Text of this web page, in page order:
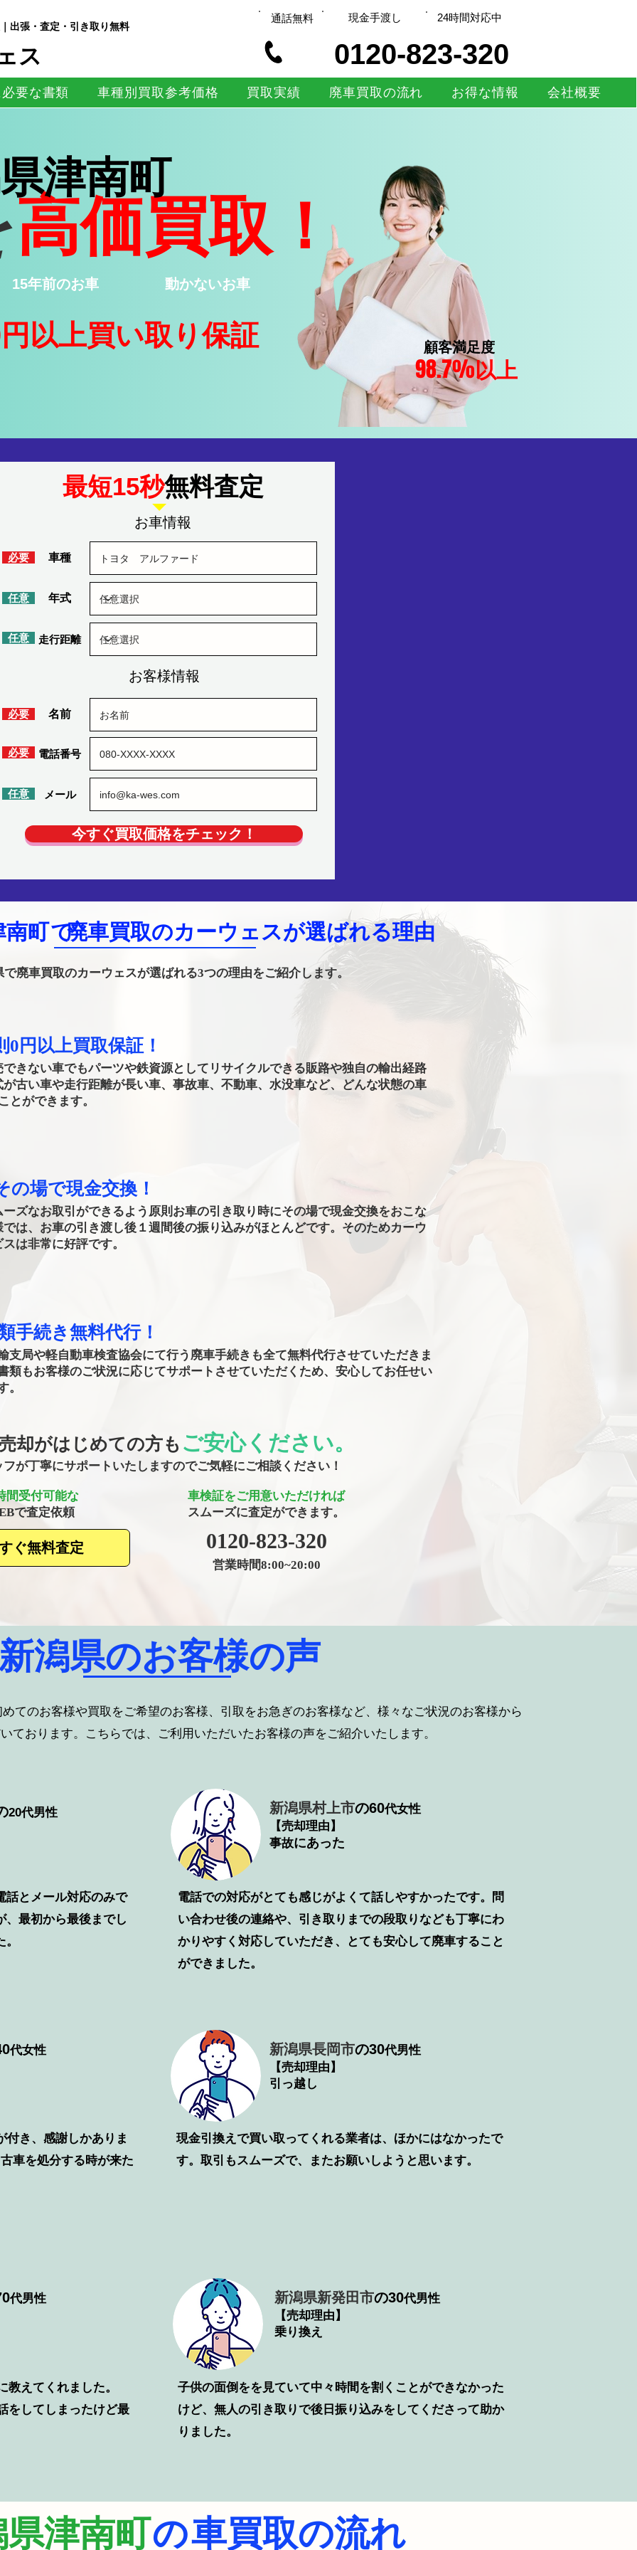
出張・査定・引き取り無料
ス
通話無料 現金手渡し ​24時間対応中
0120-823-320
要な書類 車種別買取参考価格 買取実績 廃車買取の流れ お得な情報 会社概要
高価買取！
顧客満足度
98.7%以上
15年前のお車 ​動かないお車
以上買い取り保証
津南町
​最短15秒無料査定
​お車情報
​必要 車種
​任意 ​年式
​走行距離
​任意
お客様情報
​必要 ​名前
​電話番号
​必要
​任意 ​メール
今すぐ買取価格をチェック！
南町 廃車買取のカーウェスが選ばれる理由
で
で廃車買取のカーウェスが選ばれる3つの理由をご紹介します。
円以上買取保証！
きない車でもパーツや鉄資源としてリサイクルできる販路や独自の輸出経路
古い車や走行距離が長い車、事故車、不動車、水没車など、どんな状態の車
とができます。
の場で現金交換！
ズなお取引ができるよう原則お車の引き取り時にその場で現金交換をおこな
は、お車の引き渡し後１週間後の振り込みがほとんどです。そのためカーウ
は非常に好評です。
手続き無料代行！
支局や軽自動車検査協会にて行う廃車手続きも全て無料代行させていただきま
類もお客様のご状況に応じてサポートさせていただくため、安心してお任せい
。
却がはじめての方も ご安心ください。
フが丁寧にサポートいたしますのでご気軽にご相談ください！
間受付可能な
で査定依頼
車検証をご用意いただければ
​スムーズに査定ができます。
ぐ無料査定 ​0120-823-320
営業時間8:00~20:00
潟県のお客様の声
てのお客様や買取をご希望のお客様、引取をお急ぎのお客様など、様々なご状況のお客様から
ております。こちらでは、ご利用いただいたお客様の声をご紹介いたします。
20代男性
話とメール対応のみで
、最初から最後までし
新潟県村上市の60代女性
【売却理由】
事故​にあった
電話での対応がとても感じがよくて話しやすかったです。問
い合わせ後の連絡や、引き取りまでの段取りなども丁寧にわ
かりやすく対応していただき、とても安心して廃車すること
ができました。
代女性
付き、感謝しかありま
車を処分する時が来た
新潟県長岡市の30代男性
【売却理由】
引っ越し
​現金引換えで買い取ってくれる業者は、ほかにはなかったで
す。取引もスムーズで、またお願いしようと思います。
代男性
えてくれました。
をしてしまったけど最
新潟県新発田市の30代男性
【売却理由】
乗り換え
子供の面倒をを見ていて中々時間を割くことができなかった
けど、無人の引き取りで後日振り込みをしてくださって助か
りました。
津南町の車買取の流れ